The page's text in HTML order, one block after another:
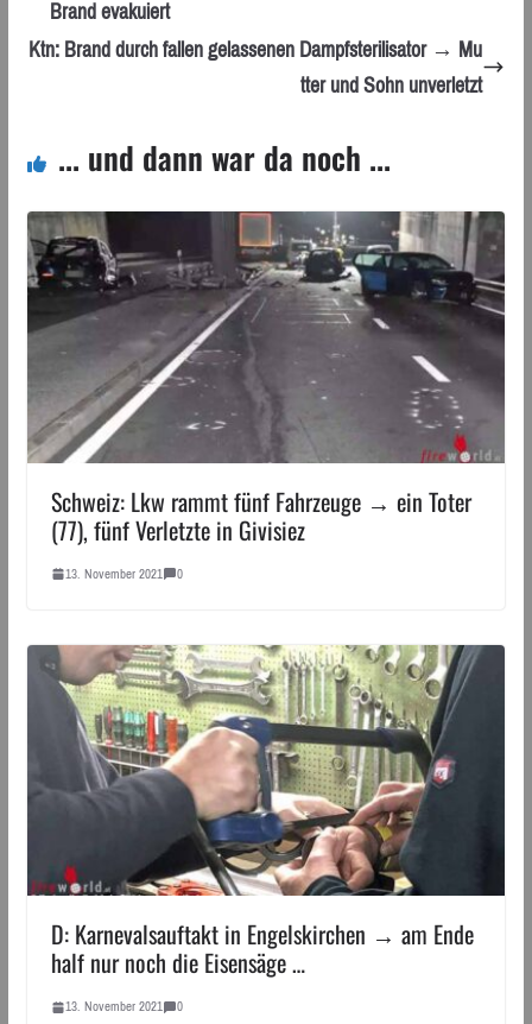
Brand evakuiert
Ktn: Brand durch fallen gelassenen Dampfsterilisator → Mu
tter und Sohn unverletzt
... und dann war da noch ...
Schweiz: Lkw rammt fünf Fahrzeuge → ein Toter
(77), fünf Verletzte in Givisiez
13. November 2021 0
D: Karnevalsauftakt in Engelskirchen → am Ende
half nur noch die Eisensäge …
13. November 2021 0